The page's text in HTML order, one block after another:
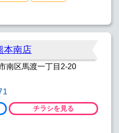
本南店
南区馬渡一丁目2-20
チラシを見る